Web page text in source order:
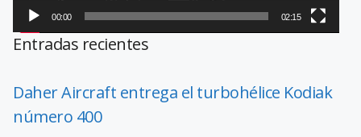
00:00 02:15
Entradas recientes
Daher Aircraft entrega el turbohélice Kodiak
número 400